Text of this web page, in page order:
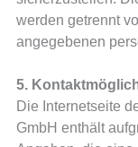
werden getrennt
angegebenen
5.
Die Internetseite
GmbH enthält